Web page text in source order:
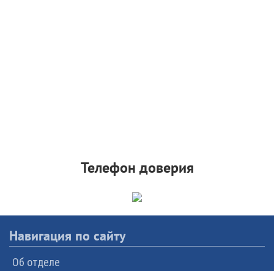
Телефон доверия
Навигация по сайту
Об отделе